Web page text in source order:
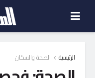
الرئيسية الصحة والسكان